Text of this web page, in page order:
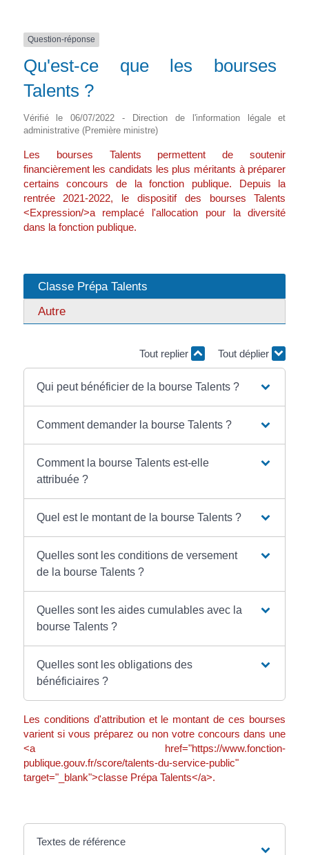
Question-réponse
Qu'est-ce que les bourses
Talents ?
Vérifié le 06/07/2022 - Direction de l'information légale et
administrative (Première ministre)
Les bourses Talents permettent de soutenir
financièrement les candidats les plus méritants à préparer
certains concours de la fonction publique. Depuis la
rentrée 2021-2022, le dispositif des bourses Talents
<Expression/>a remplacé l'allocation pour la diversité
dans la fonction publique.
Classe Prépa Talents
Autre
Tout replier Tout déplier
Qui peut bénéficier de la bourse Talents ?
Comment demander la bourse Talents ?
Comment la bourse Talents est-elle
attribuée ?
Quel est le montant de la bourse Talents ?
Quelles sont les conditions de versement
de la bourse Talents ?
Quelles sont les aides cumulables avec la
bourse Talents ?
Quelles sont les obligations des
bénéficiaires ?
Les conditions d'attribution et le montant de ces bourses
varient si vous préparez ou non votre concours dans une
<a href="https://www.fonction-
publique.gouv.fr/score/talents-du-service-public"
target="_blank">classe Prépa Talents</a>.
Textes de référence